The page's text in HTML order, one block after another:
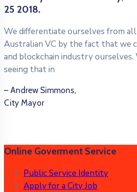
25 2018.
We differentiate ourselves from
Australian VC by the fact that we
and blockchain industry ourselves.
seeing that in
– Andrew Simmons,
City Mayor
Online Goverment Service
Public Service Identity
Apply for a City Job